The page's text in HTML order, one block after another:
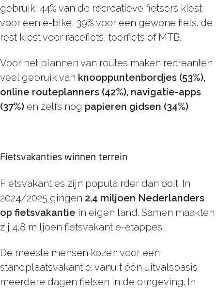
gebruik: 44% van de recreatieve fietsers kiest
voor een e-bike, 39% voor een gewone fiets. de
rest kiest voor racefiets, toerfiets of MTB.
Voor het plannen van routes maken recreanten
veel gebruik van knooppuntenbordjes (53%),
online routeplanners (42%), navigatie-apps
(37%) en zelfs nog papieren gidsen (34%).
Fietsvakanties winnen terrein
Fietsvakanties zijn populairder dan ooit. In
2024/2025 gingen 2,4 miljoen Nederlanders
op fietsvakantie in eigen land. Samen maakten
zij 4,8 miljoen fietsvakantie-etappes.
De meeste mensen kozen voor een
standplaatsvakantie: vanuit één uitvalsbasis
meerdere dagen fietsen in de omgeving. In